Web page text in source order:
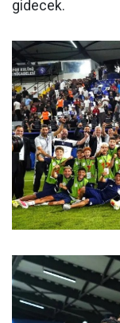
gidecek.